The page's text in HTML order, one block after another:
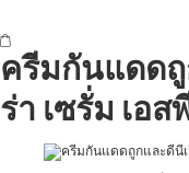
ครีมกันแดดถู
ร่า เซรั่ม เอ